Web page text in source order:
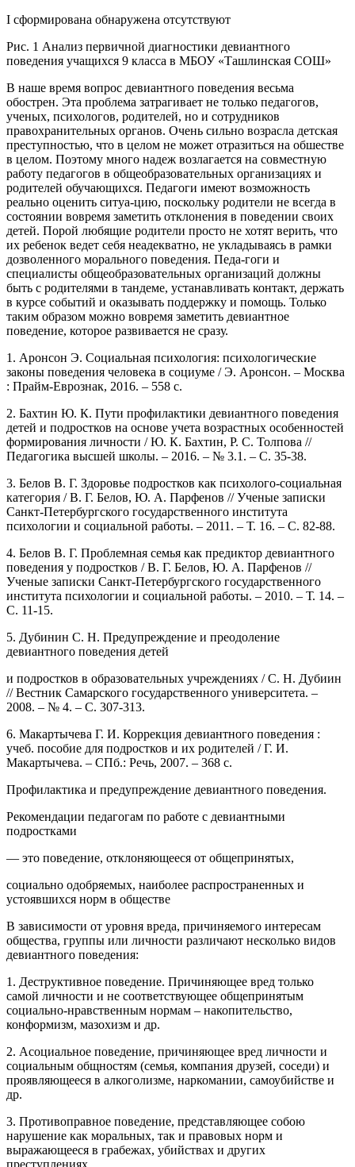
I сформирована обнаружена отсутствуют
Рис. 1 Анализ первичной диагностики девиантного
поведения учащихся 9 класса в МБОУ «Ташлинская СОШ»
В наше время вопрос девиантного поведения весьма
обострен. Эта проблема затрагивает не только педагогов,
ученых, психологов, родителей, но и сотрудников
правохранительных органов. Очень сильно возрасла детская
преступностью, что в целом не может отразиться на обшестве
в целом. Поэтому много надеж возлагается на совместную
работу педагогов в общеобразовательных организациях и
родителей обучающихся. Педагоги имеют возможность
реально оценить ситуа-цию, поскольку родители не всегда в
состоянии вовремя заметить отклонения в поведении своих
детей. Порой любящие родители просто не хотят верить, что
их ребенок ведет себя неадекватно, не укладываясь в рамки
дозволенного морального поведения. Педа-гоги и
специалисты общеобразовательных организаций должны
быть с родителями в тандеме, устанавливать контакт, держать
в курсе событий и оказывать поддержку и помощь. Только
таким образом можно вовремя заметить девиантное
поведение, которое развивается не сразу.
1. Аронсон Э. Социальная психология: психологические
законы поведения человека в социуме / Э. Аронсон. – Москва
: Прайм-Еврознак, 2016. – 558 с.
2. Бахтин Ю. К. Пути профилактики девиантного поведения
детей и подростков на основе учета возрастных особенностей
формирования личности / Ю. К. Бахтин, Р. С. Толпова //
Педагогика высшей школы. – 2016. – № 3.1. – С. 35-38.
3. Белов В. Г. Здоровье подростков как психолого-социальная
категория / В. Г. Белов, Ю. А. Парфенов // Ученые записки
Санкт-Петербургского государственного института
психологии и социальной работы. – 2011. – Т. 16. – С. 82-88.
4. Белов В. Г. Проблемная семья как предиктор девиантного
поведения у подростков / В. Г. Белов, Ю. А. Парфенов //
Ученые записки Санкт-Петербургского государственного
института психологии и социальной работы. – 2010. – Т. 14. –
С. 11-15.
5. Дубинин С. Н. Предупреждение и преодоление
девиантного поведения детей
и подростков в образовательных учреждениях / С. Н. Дубиин
// Вестник Самарского государственного университета. –
2008. – № 4. – С. 307-313.
6. Макартычева Г. И. Коррекция девиантного поведения :
учеб. пособие для подростков и их родителей / Г. И.
Макартычева. – СПб.: Речь, 2007. – 368 с.
Профилактика и предупреждение девиантного поведения.
Рекомендации педагогам по работе с девиантными
подростками
— это поведение, отклоняющееся от общепринятых,
социально одобряемых, наиболее распространенных и
устоявшихся норм в обществе
В зависимости от уровня вреда, причиняемого интересам
общества, группы или личности различают несколько видов
девиантного поведения:
1. Деструктивное поведение. Причиняющее вред только
самой личности и не соответствующее общепринятым
социально-нравственным нормам – накопительство,
конформизм, мазохизм и др.
2. Асоциальное поведение, причиняющее вред личности и
социальным общностям (семья, компания друзей, соседи) и
проявляющееся в алкоголизме, наркомании, самоубийстве и
др.
3. Противоправное поведение, представляющее собою
нарушение как моральных, так и правовых норм и
выражающееся в грабежах, убийствах и других
преступлениях.